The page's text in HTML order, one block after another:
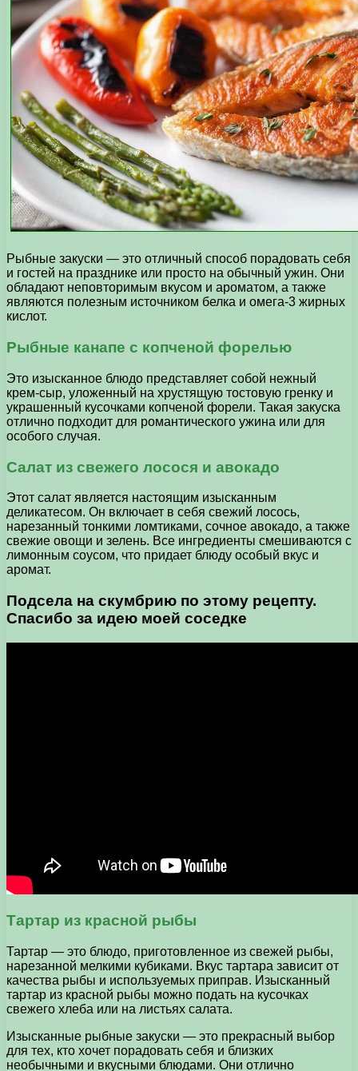
Рыбные закуски — это отличный способ порадовать себя
и гостей на празднике или просто на обычный ужин. Они
обладают неповторимым вкусом и ароматом, а также
являются полезным источником белка и омега-3 жирных
кислот.
Рыбные канапе с копченой форелью
Это изысканное блюдо представляет собой нежный
крем-сыр, уложенный на хрустящую тостовую гренку и
украшенный кусочками копченой форели. Такая закуска
отлично подходит для романтического ужина или для
особого случая.
Салат из свежего лосося и авокадо
Этот салат является настоящим изысканным
деликатесом. Он включает в себя свежий лосось,
нарезанный тонкими ломтиками, сочное авокадо, а также
свежие овощи и зелень. Все ингредиенты смешиваются с
лимонным соусом, что придает блюду особый вкус и
аромат.
Подсела на скумбрию по этому рецепту.
Спасибо за идею моей соседке
Тартар из красной рыбы
Тартар — это блюдо, приготовленное из свежей рыбы,
нарезанной мелкими кубиками. Вкус тартара зависит от
качества рыбы и используемых приправ. Изысканный
тартар из красной рыбы можно подать на кусочках
свежего хлеба или на листьях салата.
Изысканные рыбные закуски — это прекрасный выбор
для тех, кто хочет порадовать себя и близких
необычными и вкусными блюдами. Они отлично